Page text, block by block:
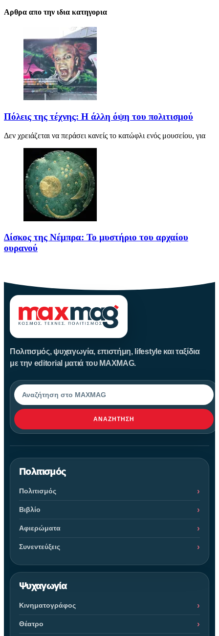
Αρθρα απο την ιδια κατηγορια
Πόλεις της τέχνης: Η άλλη όψη του πολιτισμού
Δεν χρειάζεται να περάσει κανείς το κατώφλι ενός μουσείου, για
Δίσκος της Νέμπρα: Το μυστήριο του αρχαίου
ουρανού
Πολιτισμός, ψυχαγωγία, επιστήμη, lifestyle και ταξίδια
με την editorial ματιά του MAXMAG.
Αναζήτηση
ΑΝΑΖΉΤΗΣΗ
Πολιτισμός
Πολιτισμός
Βιβλίο
Αφιερώματα
Συνεντεύξεις
Ψυχαγωγία
Κινηματογράφος
Θέατρο